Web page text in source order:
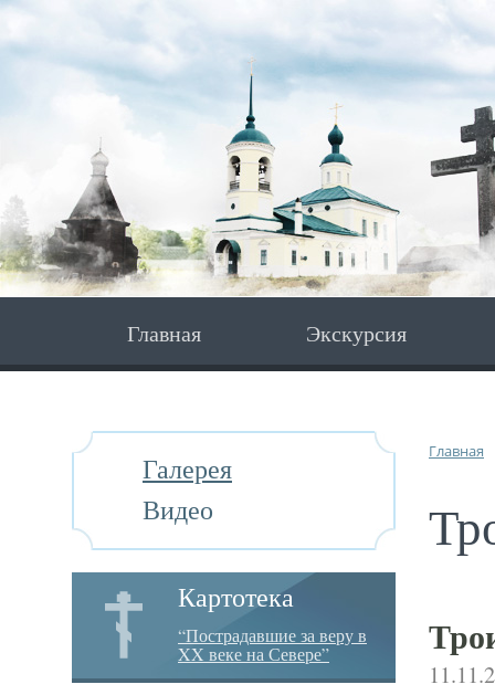
Главная Экскурсия
Галерея
Видео
Картотека
“Пострадавшие за веру в
XX веке на Севере”
Главная